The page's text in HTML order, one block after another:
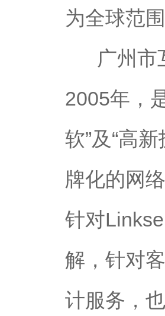
为全球范
广州市
2005年，
软”及“高
牌化的网
针对
解，针对
计服务，